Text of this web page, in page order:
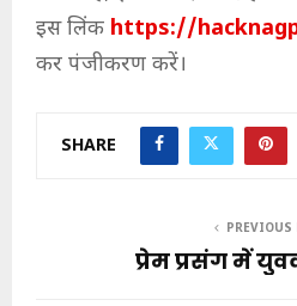
इस लिंक https://
कर पंजीकरण करें।
SHARE
PREVIOUS
प्रेम प्रसंग में